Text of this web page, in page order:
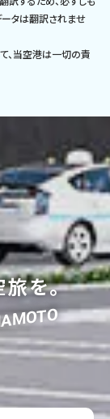
ータは翻訳されませ
、当空港は一切の責
を。